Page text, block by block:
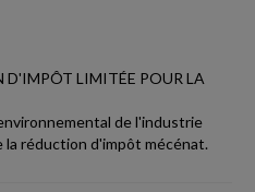
D'IMPÔT LIMITÉE POUR LA
de l'industrie
réduction d'impôt mécénat.